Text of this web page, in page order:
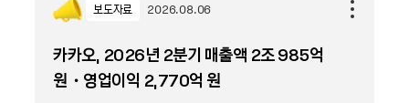
보도자료 2026.08.06
카카오, 2026년 2분기 매출액 2조 985억
원・영업이익 2,770억 원